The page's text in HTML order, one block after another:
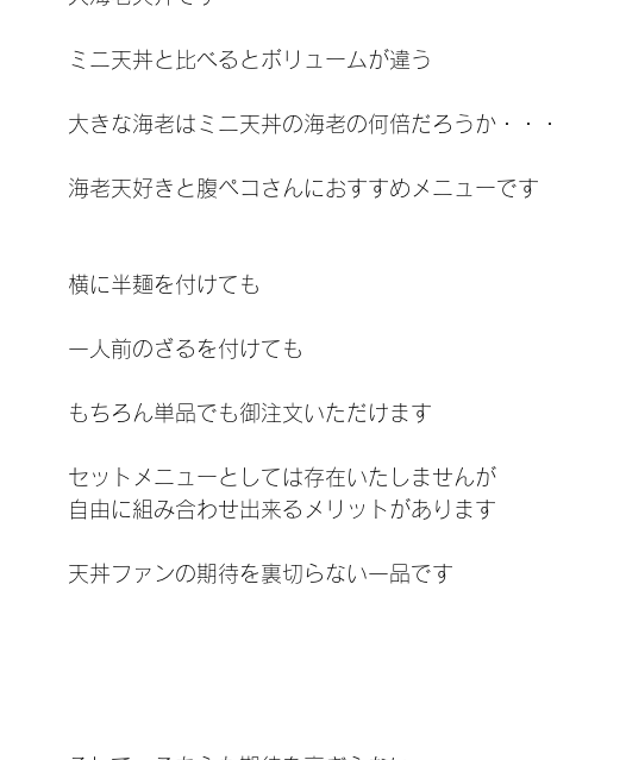
ミニ天丼と比べるとボリュームが違う
大きな海老はミニ天丼の海老の何倍だろうか・・・
海老天好きと腹ペコさんにおすすめメニューです
横に半麺を付けても
一人前のざるを付けても
もちろん単品でも御注文いただけます
セットメニューとしては存在いたしませんが
自由に組み合わせ出来るメリットがあります
天丼ファンの期待を裏切らない一品です